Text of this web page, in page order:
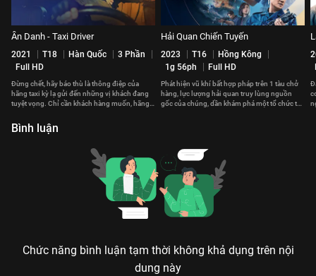
Ẩn Danh - Taxi Driver
2021 T18 Hàn Quốc
3 Phần
Full HD
Đừng chết, hãy báo thù là thông điệp của
hãng taxi kỳ lạ gửi đến những vị khách đang
tuyệt vọng. Chỉ cần khách hàng muốn, hãng
Hải Quan Chiến Tuyến
2023 T16
Hồng Kông
1g 56ph
Full HD
Phát hiện vũ khí bất hợp pháp trên 1 tàu chở
hàng, lực lượng hải quan truy lùng nguồn
gốc của chúng, dần khám phá một tổ chức tội
Bình luận
Chức năng bình luận tạm thời không khả dụng trên nội
dung này